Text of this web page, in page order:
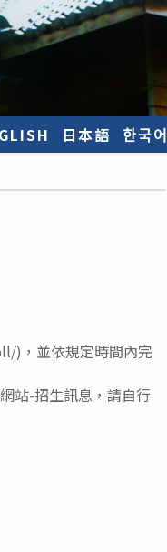
日本語 한국어
)，並依規定時間內完
站-招生訊息，請自行